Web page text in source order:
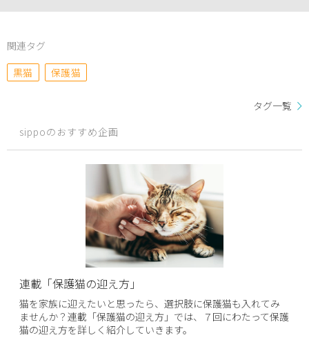
関連タグ
黒猫
保護猫
タグ一覧
sippoのおすすめ企画
連載「保護猫の迎え方」
猫を家族に迎えたいと思ったら、選択肢に保護猫も入れてみ
ませんか？連載「保護猫の迎え方」では、７回にわたって保護
猫の迎え方を詳しく紹介していきます。